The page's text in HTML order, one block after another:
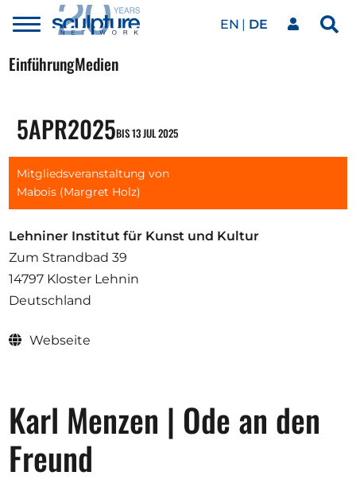
Skip to main content
Toggle
EN DE
Unser Netzwerk
Kunstwerke
Unsere Events
Kunstkalender
Magazin
Mitglied werden
EinführungMedien
5APR2025BIS 13 JUL 2025
Mitgliedsveranstaltung von
Mabois (Margret Holz)
Lehniner Institut für Kunst und Kultur
Zum Strandbad 39
14797 Kloster Lehnin
Deutschland
Webseite
Karl Menzen | Ode an den
Freund